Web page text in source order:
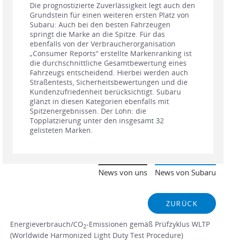
Die prognostizierte Zuverlässigkeit legt auch den
Grundstein für einen weiteren ersten Platz von
Subaru: Auch bei den besten Fahrzeugen
springt die Marke an die Spitze. Für das
ebenfalls von der Verbraucherorganisation
„Consumer Reports“ erstellte Markenranking ist
die durchschnittliche Gesamtbewertung eines
Fahrzeugs entscheidend. Hierbei werden auch
Straßentests, Sicherheitsbewertungen und die
Kundenzufriedenheit berücksichtigt. Subaru
glänzt in diesen Kategorien ebenfalls mit
Spitzenergebnissen. Der Lohn: die
Topplatzierung unter den insgesamt 32
gelisteten Marken.
News von Subaru
News von uns
ZURÜCK
Energieverbrauch/CO2-Emissionen gemäß Prüfzyklus WLTP
(Worldwide Harmonized Light Duty Test Procedure)